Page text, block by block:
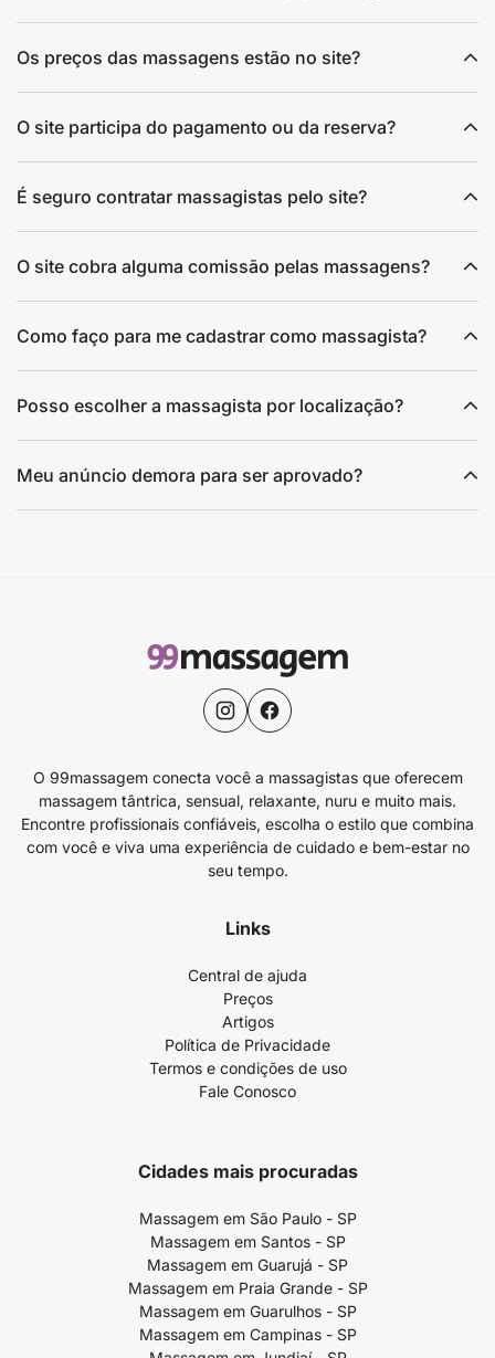
Os preços das massagens estão no site?
O site participa do pagamento ou da reserva?
É seguro contratar massagistas pelo site?
O site cobra alguma comissão pelas massagens?
Como faço para me cadastrar como massagista?
Posso escolher a massagista por localização?
Meu anúncio demora para ser aprovado?
O 99massagem conecta você a massagistas que oferecem
massagem tântrica, sensual, relaxante, nuru e muito mais.
Encontre profissionais confiáveis, escolha o estilo que combina
com você e viva uma experiência de cuidado e bem-estar no
seu tempo.
Links
Central de ajuda
Preços
Artigos
Política de Privacidade
Termos e condições de uso
Fale Conosco
Cidades mais procuradas
Massagem em São Paulo - SP
Massagem em Santos - SP
Massagem em Guarujá - SP
Massagem em Praia Grande - SP
Massagem em Guarulhos - SP
Massagem em Campinas - SP